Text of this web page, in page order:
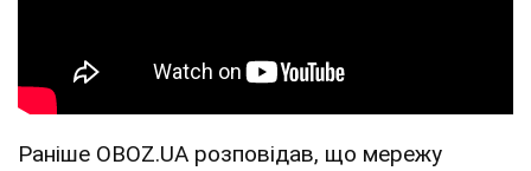
Раніше OBOZ.UA розповідав, що мережу